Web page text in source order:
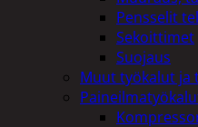
Pensselit
Sekoittimet
Suojaus
Muut työkalut ja